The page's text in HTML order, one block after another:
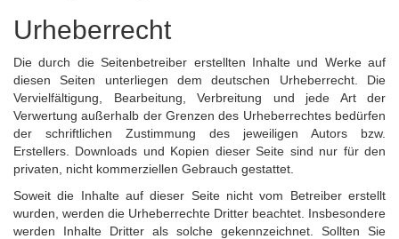
Urheberrecht
Die durch die Seitenbetreiber erstellten Inhalte und Werke auf
diesen Seiten unterliegen dem deutschen Urheberrecht. Die
Vervielfältigung, Bearbeitung, Verbreitung und jede Art der
Verwertung außerhalb der Grenzen des Urheberrechtes bedürfen
der schriftlichen Zustimmung des jeweiligen Autors bzw.
Erstellers. Downloads und Kopien dieser Seite sind nur für den
privaten, nicht kommerziellen Gebrauch gestattet.
Soweit die Inhalte auf dieser Seite nicht vom Betreiber erstellt
wurden, werden die Urheberrechte Dritter beachtet. Insbesondere
werden Inhalte Dritter als solche gekennzeichnet. Sollten Sie